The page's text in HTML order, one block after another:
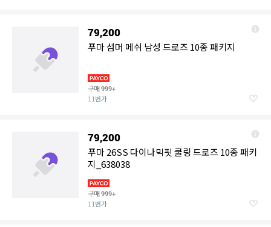
79,200
푸마 섬머 메쉬 남성 드로즈 10종 패키지
구매999+
11번가
79,200
푸마 26SS 다이나믹핏 쿨링 드로즈 10종 패키
지_638038
구매999+
11번가